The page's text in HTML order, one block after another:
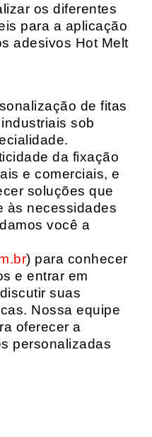
os diferentes
para a aplicação
adesivos Hot Melt
de fitas
sob
da fixação
e comerciais, e
soluções que
às necessidades
você a
) para conhecer
e entrar em
suas
Nossa equipe
oferecer a
personalizadas